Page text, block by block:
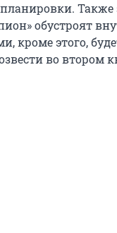
Также
обустроят
кроме этого,
во втором